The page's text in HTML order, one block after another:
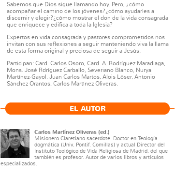
Sabemos que Dios sigue llamando hoy. Pero, ¿cómo
acompañar el camino de los jóvenes?¿cómo ayudarles a
discernir y elegir?¿cómo mostrar el don de la vida consagrada
que enriquece y edifica a toda la Iglesia?
Expertos en vida consagrada y pastores comprometidos nos
invitan con sus reflexiones a seguir manteniendo viva la llama
de esta forma original y preciosa de seguir a Jesús.
Participan: Card. Carlos Osoro, Card. A. Rodríguez Maradiaga,
Mons. José Rdríguez Carballo, Severiano Blanco, Nurya
Martínez-Gayol, Juan Carlos Martos, Alois Löser, Antonio
Sánchez Orantos, Carlos Martínez Oliveras.
EL AUTOR
Carlos Martínez Oliveras (ed.)
Misionero Claretiano sacerdote. Doctor en Teología
dogmática (Univ. Pontif. Comillas) y actual Director del
Instituto Teológico de Vida Religiosa de Madrid, del que
también es profesor. Autor de varios libros y artículos
especializados.